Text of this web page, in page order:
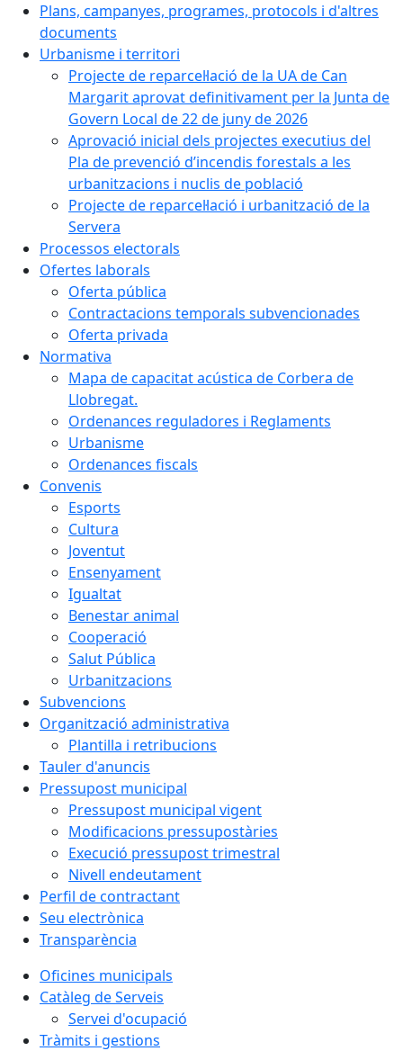
Plans, campanyes, programes, protocols i d'altres
documents
Urbanisme i territori
Projecte de reparcel·lació de la UA de Can
Margarit aprovat definitivament per la Junta de
Govern Local de 22 de juny de 2026
Aprovació inicial dels projectes executius del
Pla de prevenció d’incendis forestals a les
urbanitzacions i nuclis de població
Projecte de reparcel·lació i urbanització de la
Servera
Processos electorals
Ofertes laborals
Oferta pública
Contractacions temporals subvencionades
Oferta privada
Normativa
Mapa de capacitat acústica de Corbera de
Llobregat.
Ordenances reguladores i Reglaments
Urbanisme
Ordenances fiscals
Convenis
Esports
Cultura
Joventut
Ensenyament
Igualtat
Benestar animal
Cooperació
Salut Pública
Urbanitzacions
Subvencions
Organització administrativa
Plantilla i retribucions
Tauler d'anuncis
Pressupost municipal
Pressupost municipal vigent
Modificacions pressupostàries
Execució pressupost trimestral
Nivell endeutament
Perfil de contractant
Seu electrònica
Transparència
Oficines municipals
Catàleg de Serveis
Servei d'ocupació
Tràmits i gestions